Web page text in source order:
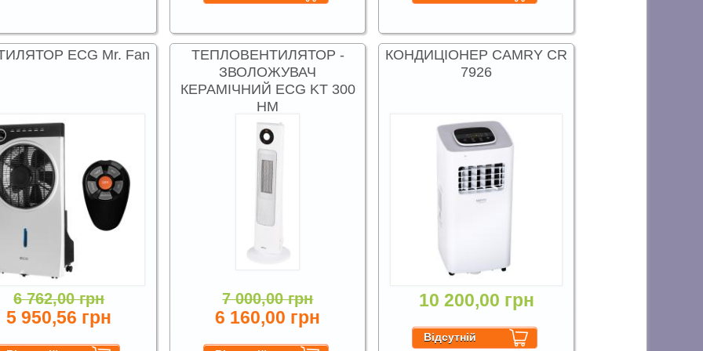
ECG Mr. Fan
6 762,00 грн
5 950,56 грн
ТЕПЛОВЕНТИЛЯТОР -
ЗВОЛОЖУВАЧ
КЕРАМІЧНИЙ ECG KT 300
HM
7 000,00 грн
6 160,00 грн
КОНДИЦІОНЕР CAMRY CR
7926
10 200,00 грн